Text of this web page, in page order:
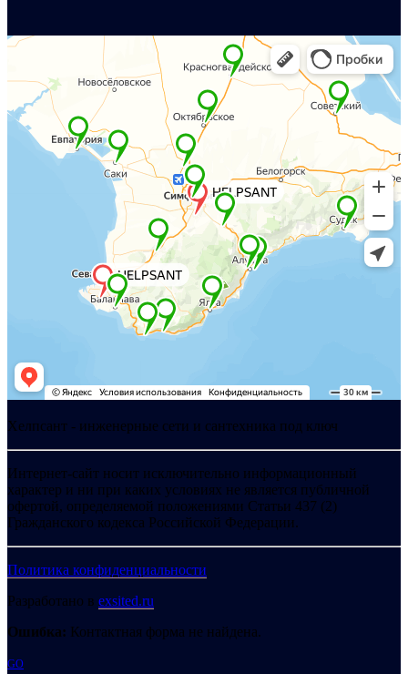
Хелпсант - инженерные сети и сантехника под ключ
Интернет-сайт носит исключительно информационный
характер и ни при каких условиях не является публичной
офертой, определяемой положениями Статьи 437 (2)
Гражданского кодекса Российской Федерации.
Политика конфиденциальности
Разработано в exsited.ru
Ошибка: Контактная форма не найдена.
GO